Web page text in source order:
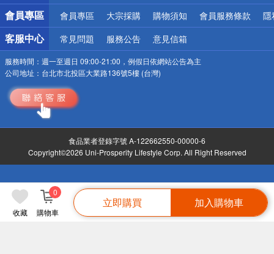
收藏 購物車
0
立即購買 加入購物車
會員專區 會員專區 大宗採購 購物須知 會員服務條款 隱
客服中心 常見問題 服務公告 意見信箱
服務時間： 週一至週日 09:00-21:00，例假日依網站公告為主
公司地址： 台北市北投區大業路136號5樓 (台灣)
食品業者登錄字號 A-122662550-00000-6
Copyright©2026 Uni-Prosperity Lifestyle Corp. All Right Reserved